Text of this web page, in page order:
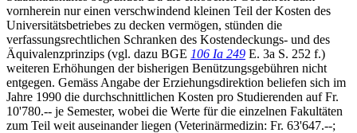
vornherein nur einen verschwindend kleinen Teil der Kosten des
Universitätsbetriebes zu decken vermögen, stünden die
verfassungsrechtlichen Schranken des Kostendeckungs- und des
Äquivalenzprinzips (vgl. dazu BGE 106 Ia 249 E. 3a S. 252 f.)
weiteren Erhöhungen der bisherigen Benützungsgebühren nicht
entgegen. Gemäss Angabe der Erziehungsdirektion beliefen sich im
Jahre 1990 die durchschnittlichen Kosten pro Studierenden auf Fr.
10'780.-- je Semester, wobei die Werte für die einzelnen Fakultäten
zum Teil weit auseinander liegen (Veterinärmedizin: Fr. 63'647.--;